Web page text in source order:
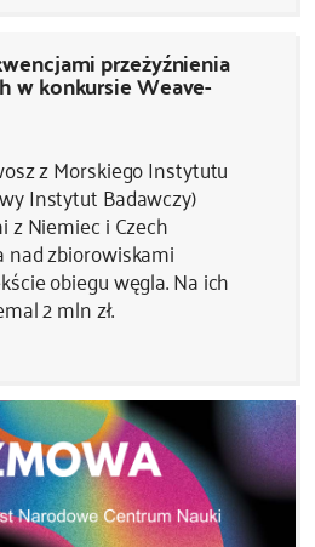
przeżyźnienia
w konkursie Weave-
z Morskiego Instytutu
Instytut Badawczy)
Niemiec i Czech
nad zbiorowiskami
obiegu węgla. Na ich
2 mln zł.